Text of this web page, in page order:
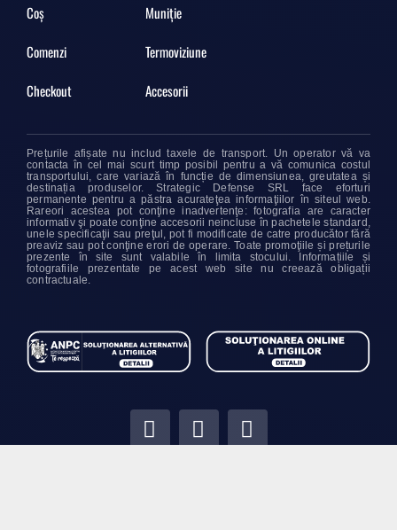
Coș
Comenzi
Checkout
Muniție
Termoviziune
Accesorii
Prețurile afișate nu includ taxele de transport. Un operator vă va
contacta în cel mai scurt timp posibil pentru a vă comunica costul
transportului, care variază în funcție de dimensiunea, greutatea și
destinația produselor. Strategic Defense SRL face eforturi
permanente pentru a păstra acurateţea informaţiilor în siteul web.
Rareori acestea pot conţine inadvertenţe: fotografia are caracter
informativ şi poate conţine accesorii neincluse în pachetele standard,
unele specificaţii sau preţul, pot fi modificate de catre producător fără
preaviz sau pot conţine erori de operare. Toate promoţiile și prețurile
prezente în site sunt valabile în limita stocului. Informațiile și
fotografiile prezentate pe acest web site nu creează obligații
contractuale.